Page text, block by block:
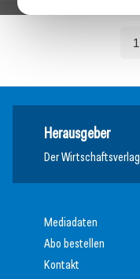
1
Herausgeber
Der Wirtschaftsverlag
Mediadaten
Abo bestellen
Kontakt